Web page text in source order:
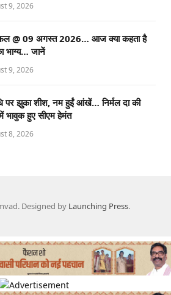
9, 2026
@ 09 अगस्त 2026… आज क्या कहता है
भाग्य… जानें
9, 2026
पर झुका शीश, नम हुईं आंखें… निर्मल दा की
में भावुक हुए सीएम हेमंत
8, 2026
Designed by Launching Press.